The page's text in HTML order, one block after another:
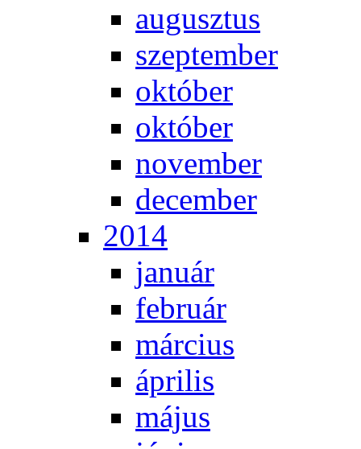
au­gusz­tus
szep­tem­ber
ok­tó­ber
ok­tó­ber
no­vem­ber
de­cem­ber
2014
ja­nu­ár
feb­ru­ár
már­ci­us
áp­ri­lis
má­jus